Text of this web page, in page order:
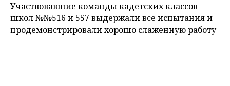
Участвовавшие команды кадетских классов
школ №№516 и 557 выдержали все испытания и
продемонстрировали хорошо слаженную работу